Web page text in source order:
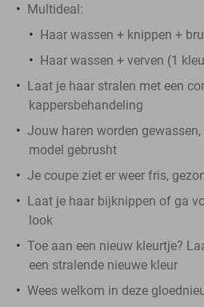
Multideal:
Haar wassen + knippen +
Haar wassen + verven (1
Laat je haar stralen met een
kappersbehandeling
Jouw haren worden
model gebrusht
Je coupe ziet er weer fris,
Laat je haar bijknippen of ga
look
Toe aan een nieuw kleurtje?
een stralende nieuwe kleur
Wees welkom in deze